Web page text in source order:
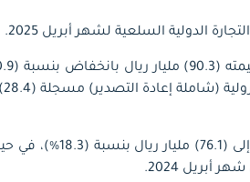
الدولية السلعية لشهر أبريل 2025.
وسجلت الواردات ارتفاعًا في